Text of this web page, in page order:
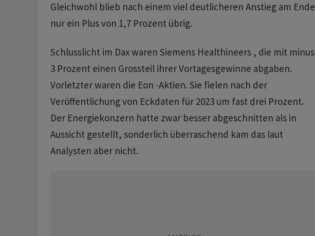
Gleichwohl blieb nach einem viel deutlicheren Anstieg am Ende
nur ein Plus von 1,7 Prozent übrig.
Schlusslicht im Dax waren Siemens Healthineers , die mit minus
3 Prozent einen Grossteil ihrer Vortagesgewinne abgaben.
Vorletzter waren die Eon -Aktien. Sie fielen nach der
Veröffentlichung von Eckdaten für 2023 um fast drei Prozent.
Der Energiekonzern hatte zwar besser abgeschnitten als in
Aussicht gestellt, sonderlich überraschend kam das laut
Analysten aber nicht.